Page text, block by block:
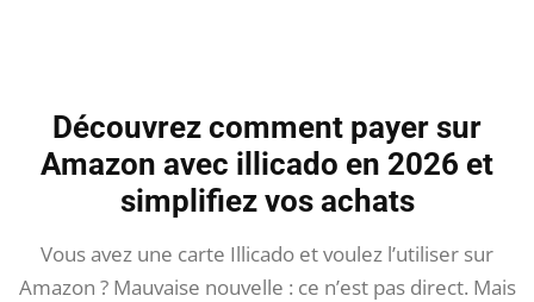
Découvrez comment payer sur
Amazon avec illicado en 2026 et
simplifiez vos achats
Vous avez une carte Illicado et voulez l’utiliser sur
Amazon ? Mauvaise nouvelle : ce n’est pas direct. Mais